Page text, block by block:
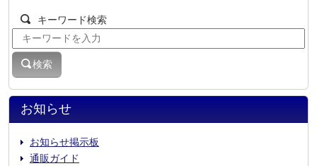
お知らせ
お知らせ掲示板
通販ガイド
キーワード検索
検索